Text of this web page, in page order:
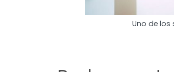
Uno de